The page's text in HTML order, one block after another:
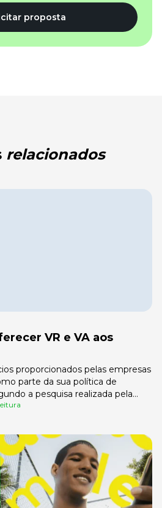
proposta
relacionados
VR e VA aos
proporcionados pelas empresas
parte da sua política de
a pesquisa realizada pela
das empresas fizeram